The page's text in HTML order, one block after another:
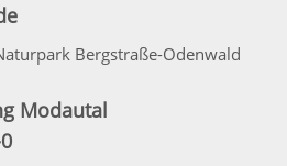
Bergstraße-Odenwald
Modautal